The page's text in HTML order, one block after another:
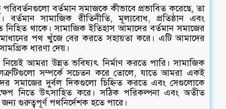
বর্তমান সমাজকে কীভাবে প্রভাবিত করেছে, তা
বর্তমান সামাজিক রীতিনীতি, মূল্যবোধ, প্রতিষ্ঠান এবং
থাকে। সামাজিক ইতিহাস আমাদের বর্তমান সমাজের
পথ খুঁজে বের করতে সহায়তা করে। এটি আমাদের
ধারণা দেয়।
আমরা উন্নত ভবিষ্যৎ নির্মাণ করতে পারি। সামাজিক
সম্পর্কে সচেতন করে তোলে, যাতে আমরা একই
সমাজের দুর্বল দিকগুলো চিহ্নিত করতে এবং সেগুলোকে
নিতে উৎসাহিত করে। সঠিক পরিকল্পনা এবং অতীত
গুরুত্বপূর্ণ পথনির্দেশক হতে পারে।